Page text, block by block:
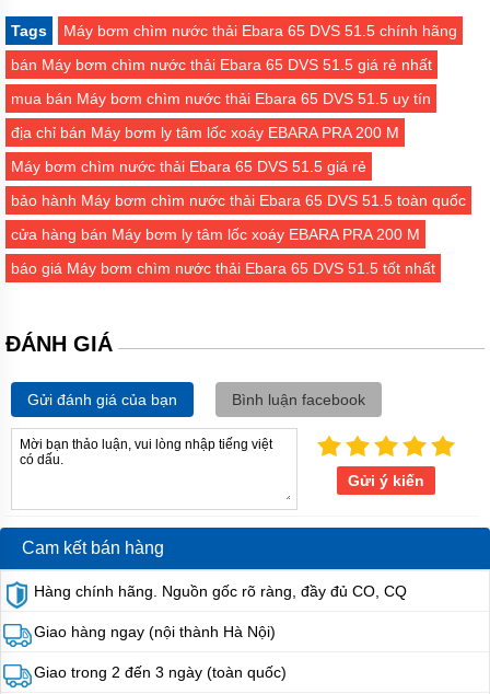
máy
bơm
Máy
Bơm
GRUNDFOS
-
EU
Máy
bơm
ESPA
-
Tây
Ba
Máy
bơm
-
Italy
Máy
bơm
Italy
Máy
bơm
STAC
-
Italy
Máy
bơm
Tags
Máy bơm chìm nước thải Ebara 65 DVS 51.5 chính hãng
bán Máy bơm chìm nước thải Ebara 65 DVS 51.5 giá rẻ nhất
mua bán Máy bơm chìm nước thải Ebara 65 DVS 51.5 uy tín
địa chỉ bán Máy bơm ly tâm lốc xoáy EBARA PRA 200 M
Máy bơm chìm nước thải Ebara 65 DVS 51.5 giá rẻ
bảo hành Máy bơm chìm nước thải Ebara 65 DVS 51.5 toàn quốc
cửa hàng bán Máy bơm ly tâm lốc xoáy EBARA PRA 200 M
báo giá Máy bơm chìm nước thải Ebara 65 DVS 51.5 tốt nhất
ĐÁNH GIÁ
Gửi đánh giá của bạn Bình luận facebook
Gửi ý kiến
Cam kết bán hàng
Hàng chính hãng. Nguồn gốc rõ ràng, đầy đủ CO, CQ
Giao hàng ngay (nội thành Hà Nội)
Giao trong 2 đến 3 ngày (toàn quốc)